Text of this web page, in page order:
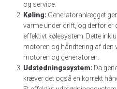
og service.
Køling: Generatoranlægget
varme under drift, og derfor er
effektivt kølesystem. Dette
motoren og håndtering af den
motoren og generatoren.
Udstødningssystem: Da
kræver det også en korrekt